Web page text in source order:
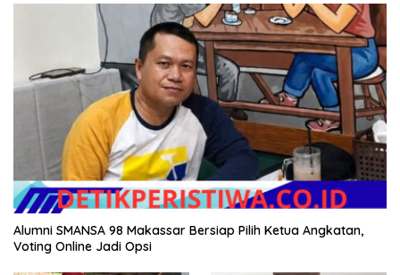
Alumni SMANSA 98 Makassar Bersiap Pilih Ketua Angkatan,
Voting Online Jadi Opsi